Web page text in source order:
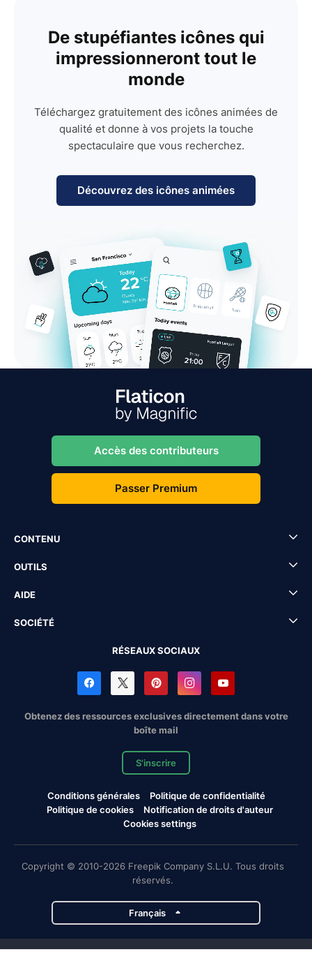
De stupéfiantes icônes qui
impressionneront tout le
monde
Téléchargez gratuitement des icônes animées de
qualité et donne à vos projets la touche
spectaculaire que vous recherchez.
Découvrez des icônes animées
Accès des contributeurs
Passer Premium
CONTENU
OUTILS
AIDE
SOCIÉTÉ
RÉSEAUX SOCIAUX
Obtenez des ressources exclusives directement dans votre
boîte mail
S'inscrire
Conditions générales
Politique de confidentialité
Politique de cookies
Notification de droits d'auteur
Cookies settings
Copyright © 2010-2026 Freepik Company S.L.U. Tous droits
réservés.
Français